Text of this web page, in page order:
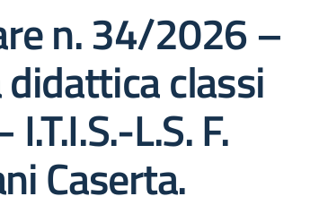
n. 34/2026 –
classi
L.S. F.
Caserta.